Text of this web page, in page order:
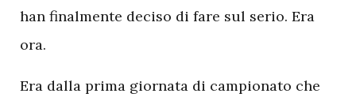
han finalmente deciso di fare sul serio. Era
ora.
Era dalla prima giornata di campionato che